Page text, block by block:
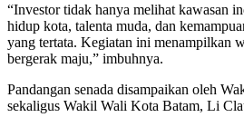
“Investor tidak hanya melihat kawasan
hidup kota, talenta muda, dan
yang tertata. Kegiatan ini menampilkan
bergerak maju,” imbuhnya.
Pandangan senada disampaikan oleh
sekaligus Wakil Wali Kota Batam, Li